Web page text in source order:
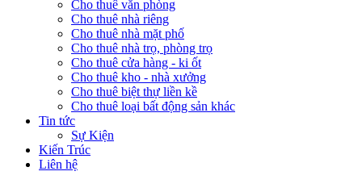
Cho thuê văn phòng
Cho thuê nhà riêng
Cho thuê nhà mặt phố
Cho thuê nhà trọ, phòng trọ
Cho thuê cửa hàng - ki ốt
Cho thuê kho - nhà xưởng
Cho thuê biệt thự liền kề
Cho thuê loại bất động sản khác
Tin tức
Sự Kiện
Kiến Trúc
Liên hệ